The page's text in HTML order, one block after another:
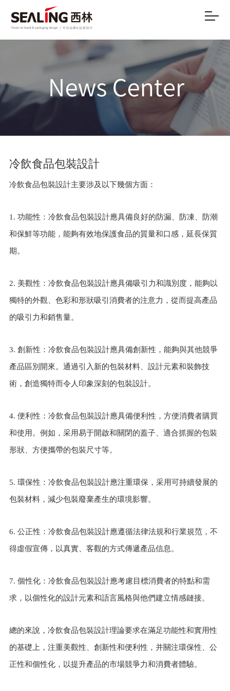
冷飲食品包裝設計
冷飲食品包裝設計主要涉及以下幾個方面：
1. 功能性：冷飲食品包裝設計應具備良好的防漏、防凍、防潮
和保鮮等功能，能夠有效地保護食品的質量和口感，延長保質
期。
2. 美觀性：冷飲食品包裝設計應具備吸引力和識別度，能夠以
獨特的外觀、色彩和形狀吸引消費者的注意力，從而提高產品
的吸引力和銷售量。
3. 創新性：冷飲食品包裝設計應具備創新性，能夠與其他競爭
產品區別開來。通過引入新的包裝材料、設計元素和裝飾技
術，創造獨特而令人印象深刻的包裝設計。
4. 便利性：冷飲食品包裝設計應具備便利性，方便消費者購買
和使用。例如，采用易于開啟和關閉的蓋子、適合抓握的包裝
形狀、方便攜帶的包裝尺寸等。
5. 環保性：冷飲食品包裝設計應注重環保，采用可持續發展的
包裝材料，減少包裝廢棄產生的環境影響。
6. 公正性：冷飲食品包裝設計應遵循法律法規和行業規范，不
得虛假宣傳，以真實、客觀的方式傳遞產品信息。
7. 個性化：冷飲食品包裝設計應考慮目標消費者的特點和需
求，以個性化的設計元素和語言風格與他們建立情感鏈接。
總的來說，冷飲食品包裝設計理論要求在滿足功能性和實用性
的基礎上，注重美觀性、創新性和便利性，并關注環保性、公
正性和個性化，以提升產品的市場競爭力和消費者體驗。